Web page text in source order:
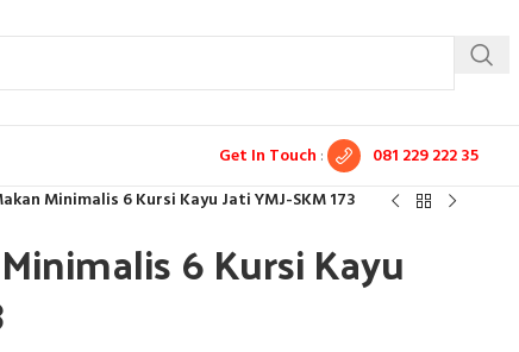
Get In Touch : 081 229 222 35
Minimalis 6 Kursi Kayu Jati YMJ-SKM 173
6 Kursi Kayu